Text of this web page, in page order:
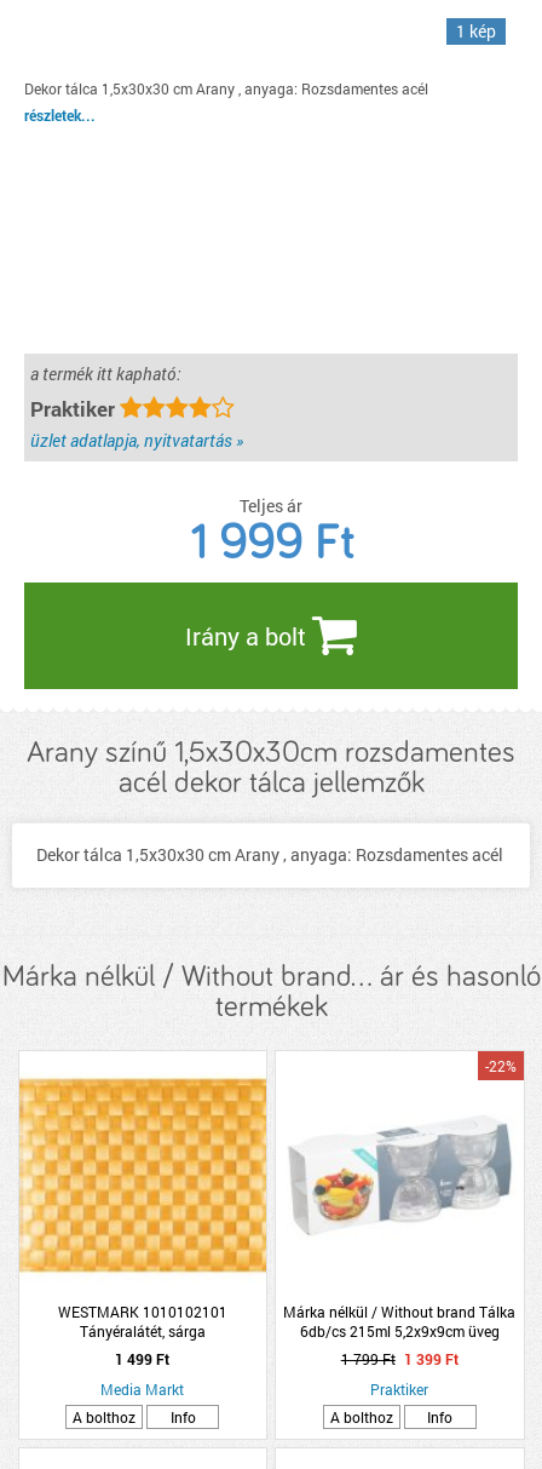
1 kép
Dekor tálca 1,5x30x30 cm Arany , anyaga: Rozsdamentes acél
részletek...
a termék itt kapható:
Praktiker
üzlet adatlapja, nyitvatartás »
Teljes ár
1 999 Ft
Irány a bolt
Arany színű 1,5x30x30cm rozsdamentes
acél dekor tálca jellemzők
Dekor tálca 1,5x30x30 cm Arany , anyaga: Rozsdamentes acél
Márka nélkül / Without brand... ár és hasonló
termékek
WESTMARK 1010102101
Tányéralátét, sárga
1 499 Ft
Media Markt
A bolthoz
Info
Márka nélkül / Without brand Tálka
6db/cs 215ml 5,2x9x9cm üveg
-22%
1 799 Ft 1 399 Ft
Praktiker
A bolthoz
Info